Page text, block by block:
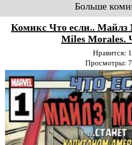
Больше
Комикс Что если.. Майлз
Miles Morales.
Нравится: 1
Просмотры: